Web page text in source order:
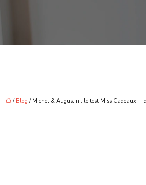
/ Blog / Michel & Augustin : le test Miss Cadeaux –